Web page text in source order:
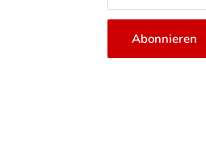
Abonnieren